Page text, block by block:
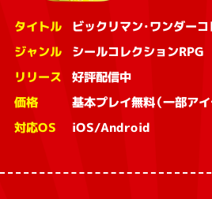
タイトル ビックリマン・ワンダー
ジャンル シールコレクションRPG
リリース 好評配信中
価格 基本プレイ無料（一部アイ
対応OS iOS/Android